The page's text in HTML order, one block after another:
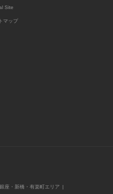
Site
マップ
銀座・新橋・有楽町エリア